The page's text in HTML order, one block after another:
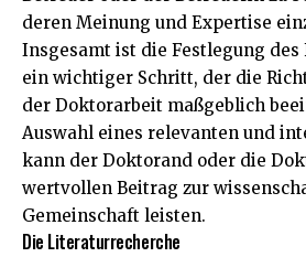
deren Meinung und Expertise
Insgesamt ist die Festlegung des
ein wichtiger Schritt, der die
der Doktorarbeit maßgeblich
Auswahl eines relevanten und
kann der Doktorand oder die
wertvollen Beitrag zur
Gemeinschaft leisten.
Die Literaturrecherche